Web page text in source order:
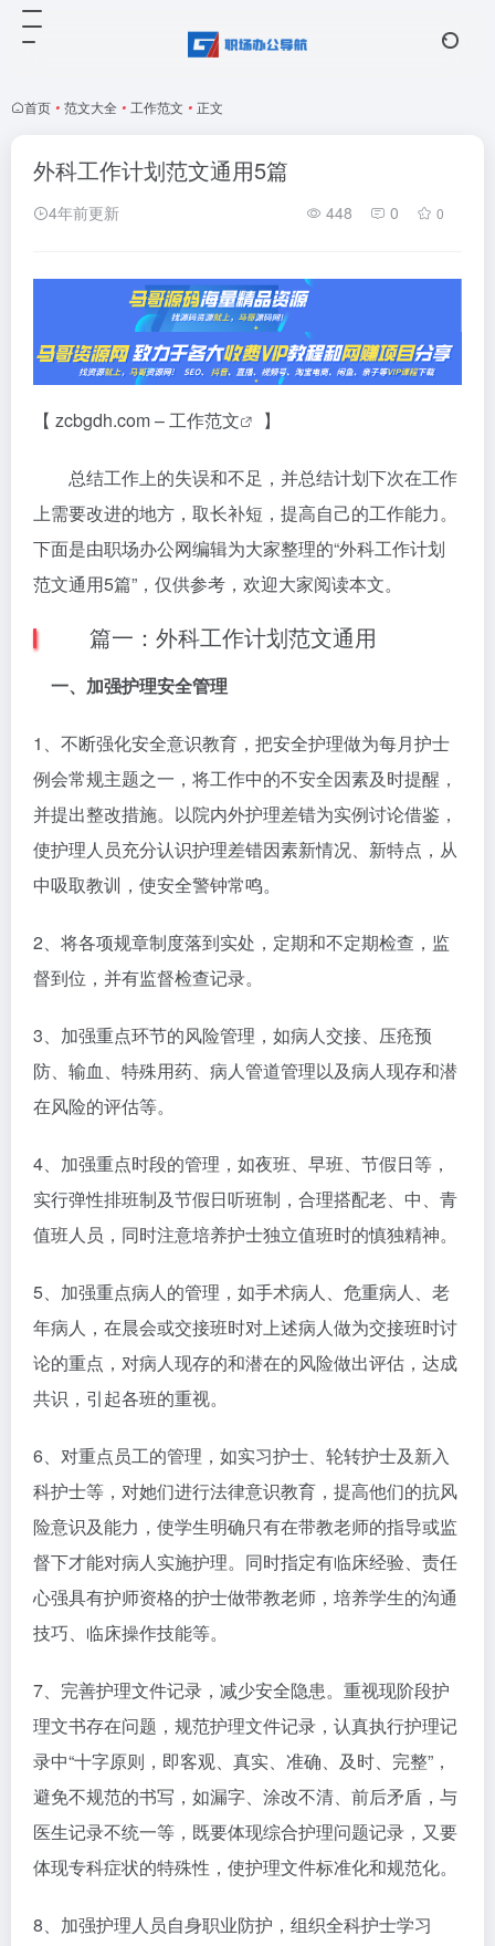
首页 • 范文大全 • 工作范文 • 正文
外科工作计划范文通用5篇
4年前更新 448 0 0
【 zcbgdh.com –工作范文 】
总结工作上的失误和不足，并总结计划下次在工作
上需要改进的地方，取长补短，提高自己的工作能力。
下面是由职场办公网编辑为大家整理的“外科工作计划
范文通用5篇”，仅供参考，欢迎大家阅读本文。
篇一：外科工作计划范文通用
一、加强护理安全管理
1、不断强化安全意识教育，把安全护理做为每月护士
例会常规主题之一，将工作中的不安全因素及时提醒，
并提出整改措施。以院内外护理差错为实例讨论借鉴，
使护理人员充分认识护理差错因素新情况、新特点，从
中吸取教训，使安全警钟常鸣。
2、将各项规章制度落到实处，定期和不定期检查，监
督到位，并有监督检查记录。
3、加强重点环节的风险管理，如病人交接、压疮预
防、输血、特殊用药、病人管道管理以及病人现存和潜
在风险的评估等。
4、加强重点时段的管理，如夜班、早班、节假日等，
实行弹性排班制及节假日听班制，合理搭配老、中、青
值班人员，同时注意培养护士独立值班时的慎独精神。
5、加强重点病人的管理，如手术病人、危重病人、老
年病人，在晨会或交接班时对上述病人做为交接班时讨
论的重点，对病人现存的和潜在的风险做出评估，达成
共识，引起各班的重视。
6、对重点员工的管理，如实习护士、轮转护士及新入
科护士等，对她们进行法律意识教育，提高他们的抗风
险意识及能力，使学生明确只有在带教老师的指导或监
督下才能对病人实施护理。同时指定有临床经验、责任
心强具有护师资格的护士做带教老师，培养学生的沟通
技巧、临床操作技能等。
7、完善护理文件记录，减少安全隐患。重视现阶段护
理文书存在问题，规范护理文件记录，认真执行护理记
录中“十字原则，即客观、真实、准确、及时、完整”，
避免不规范的书写，如漏字、涂改不清、前后矛盾，与
医生记录不统一等，既要体现综合护理问题记录，又要
体现专科症状的特殊性，使护理文件标准化和规范化。
8、加强护理人员自身职业防护，组织全科护士学习